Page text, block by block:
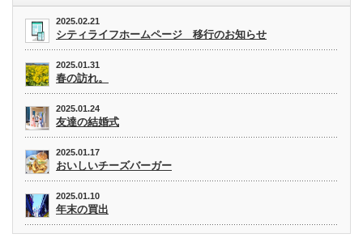
2025.02.21
シティライフホームページ 移行のお知らせ
2025.01.31
春の訪れ。
2025.01.24
友達の結婚式
2025.01.17
おいしいチーズバーガー
2025.01.10
年末の買出